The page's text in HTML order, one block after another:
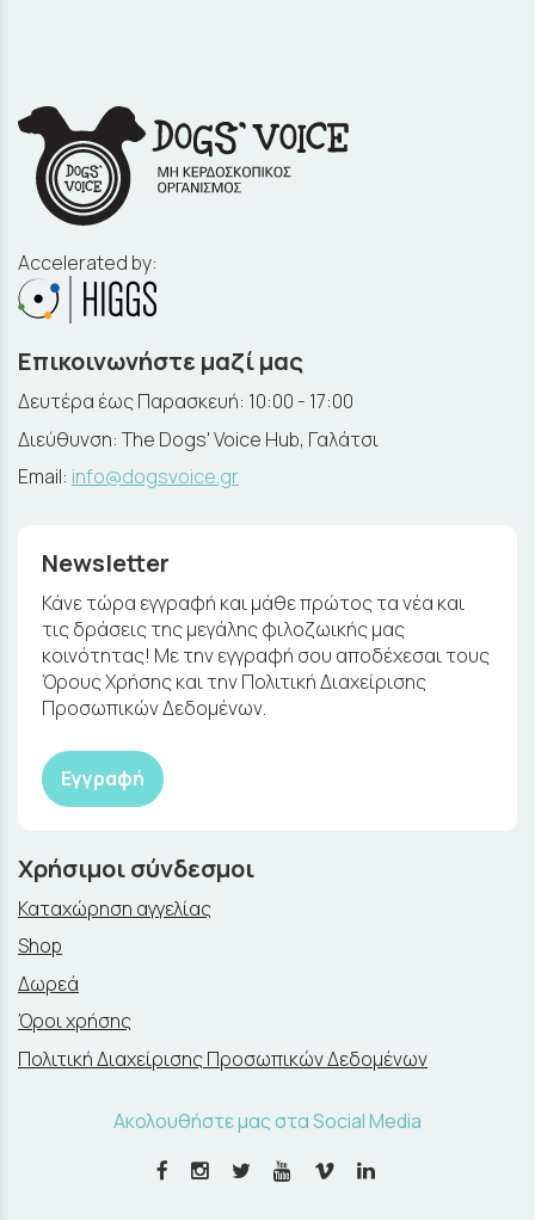
Accelerated by:
Επικοινωνήστε μαζί μας
Δευτέρα έως Παρασκευή: 10:00 - 17:00
Διεύθυνση: The Dogs' Voice Hub, Γαλάτσι
Email: info@dogsvoice.gr
Newsletter
Κάνε τώρα εγγραφή και μάθε πρώτος τα νέα και
τις δράσεις της μεγάλης φιλοζωικής μας
κοινότητας! Με την εγγραφή σου αποδέχεσαι τους
Όρους Χρήσης και την Πολιτική Διαχείρισης
Προσωπικών Δεδομένων.
Εγγραφή
Χρήσιμοι σύνδεσμοι
Καταχώρηση αγγελίας
Shop
Δωρεά
Όροι χρήσης
Πολιτική Διαχείρισης Προσωπικών Δεδομένων
Ακολουθήστε μας στα Social Media